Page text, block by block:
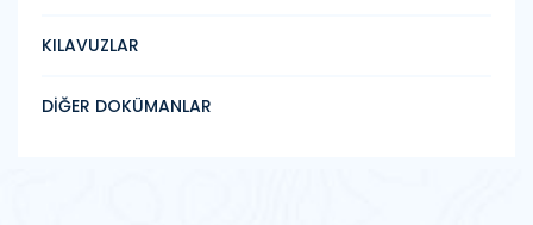
KILAVUZLAR
DİĞER DOKÜMANLAR